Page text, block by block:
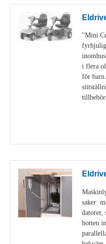
"Mini
i flera
för
saker:
datorer,
botten